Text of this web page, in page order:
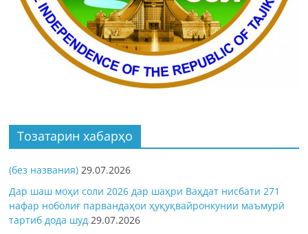
Тозатарин хабарҳо
(без названия) 29.07.2026
Дар шаш моҳи соли 2026 дар шаҳри Ваҳдат нисбати 271
нафар ноболиғ парвандаҳои ҳуқуқвайронкунии маъмурӣ
тартиб дода шуд 29.07.2026